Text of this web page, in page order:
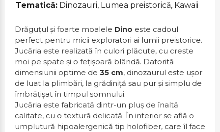
Tematică: Dinozauri, Lumea preistorică, Kawaii
Drăguțul și foarte moalele Dino este cadoul
perfect pentru micii exploratori ai lumii preistorice.
Jucăria este realizată în culori plăcute, cu creste
moi pe spate și o fețișoară blândă. Datorită
dimensiunii optime de 35 cm, dinozaurul este ușor
de luat la plimbări, la grădiniță sau pur și simplu de
îmbrățișat în timpul somnului.
Jucăria este fabricată dintr-un pluș de înaltă
calitate, cu o textură delicată. În interior se află o
umplutură hipoalergenică tip holofiber, care îl face